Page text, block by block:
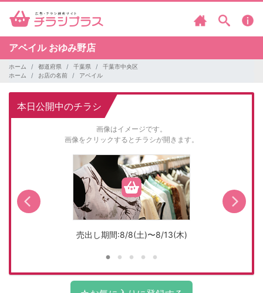
アベイル おゆみ野店
ホーム 都道府県 千葉県
千葉市中央区
ホーム
お店の名前 アベイル
本日公開中のチラシ
画像はイメージです。
画像をクリックするとチラシが開きます。
売出し期間:8/8(土)〜8/13(木)